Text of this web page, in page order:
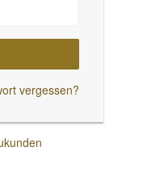
vergessen?